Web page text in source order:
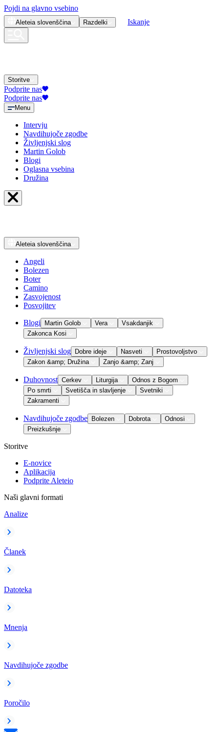
Pojdi na glavno vsebino
Aleteia slovenščina Razdelki Iskanje
Storitve
Podprite nas
Podprite nas
Menu
Intervju
Navdihujoče zgodbe
Življenjski slog
Martin Golob
Blogi
Oglasna vsebina
Družina
Aleteia slovenščina
Angeli
Bolezen
Boter
Camino
Zasvojenost
Posvojitev
Blogi Martin Golob Vera
Vsakdanjik
Zakonca Kosi
Življenjski slog Dobre ideje Nasveti
Prostovoljstvo
Zakon &amp; Družina
Zanjo &amp; Zanj
Duhovnost Cerkev Liturgija
Odnos z Bogom
Po smrti
Svetišča in slavljenje
Svetniki
Zakramenti
Navdihujoče zgodbe Bolezen Dobrota
Odnosi
Preizkušnje
Storitve
E-novice
Aplikacija
Podprite Aleteio
Naši glavni formati
Analize
Članek
Datoteka
Mnenja
Navdihujoče zgodbe
Poročilo